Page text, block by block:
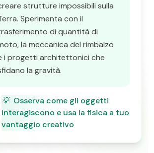
strutture impossibili sulla
Sperimenta con il
di quantità di
la meccanica del rimbalzo
i progetti architettonici che
la gravità.
💡 Osserva come gli oggetti
interagiscono e usa la fisica a tuo
vantaggio creativo